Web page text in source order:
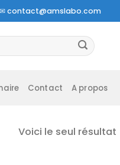
contact@amslabo.com
Contact A propos
Voici le seul résultat